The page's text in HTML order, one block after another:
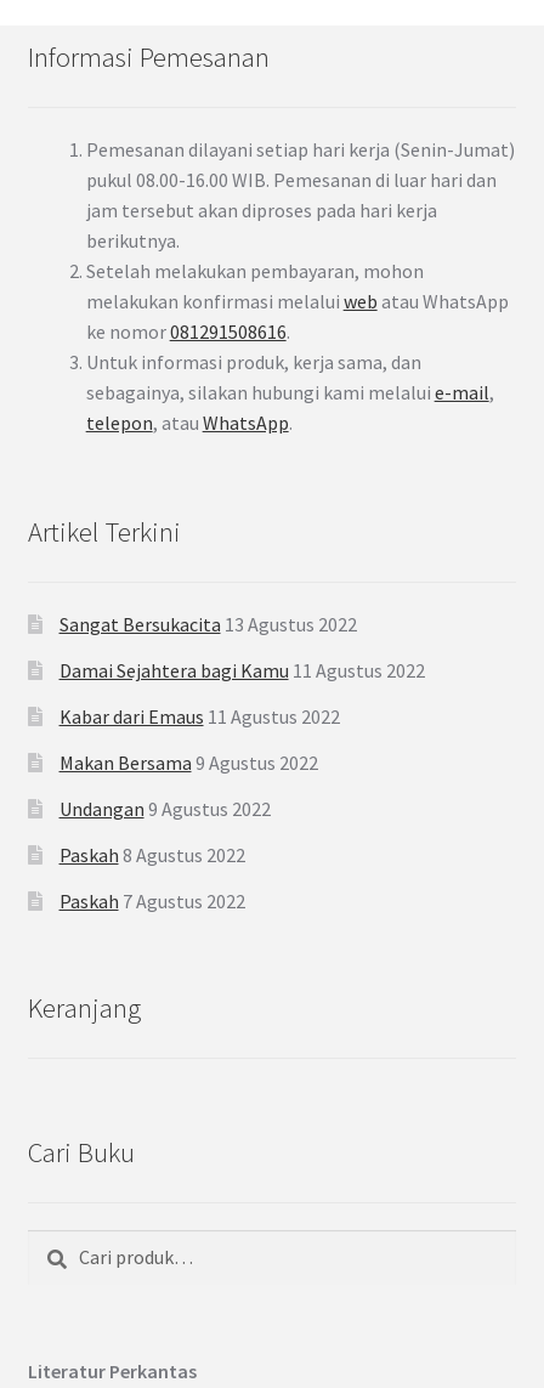
Informasi Pemesanan
Pemesanan dilayani setiap hari kerja (Senin-Jumat)
pukul 08.00-16.00 WIB. Pemesanan di luar hari dan
jam tersebut akan diproses pada hari kerja
berikutnya.
Setelah melakukan pembayaran, mohon
melakukan konfirmasi melalui web atau WhatsApp
ke nomor081291508616.
Untuk informasi produk, kerja sama, dan
sebagainya, silakan hubungi kami melalui e-mail,
telepon, atau WhatsApp.
Artikel Terkini
Sangat Bersukacita 13 Agustus 2022
Damai Sejahtera bagi Kamu 11 Agustus 2022
Kabar dari Emaus 11 Agustus 2022
Makan Bersama 9 Agustus 2022
Undangan 9 Agustus 2022
Paskah 8 Agustus 2022
Paskah 7 Agustus 2022
Keranjang
Cari Buku
Pencarian
Cari
Literatur Perkantas